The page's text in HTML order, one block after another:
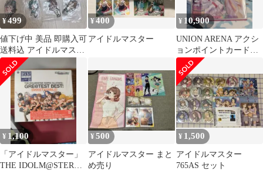
¥499
値下げ中 美品 即購入可
送料込 アイドルマスタ
ー まとめ売り10点セッ
ト
¥400
アイドルマスター
¥ 10,900
UNION ARENA アクシ
ョンポイントカード
MCR
¥ 1,100
「アイドルマスター」
THE IDOLM@STER
¥500
アイドルマスター まと
め売り
¥ 1,500
アイドルマスター
765AS セット